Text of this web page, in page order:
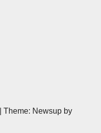
Theme: Newsup by